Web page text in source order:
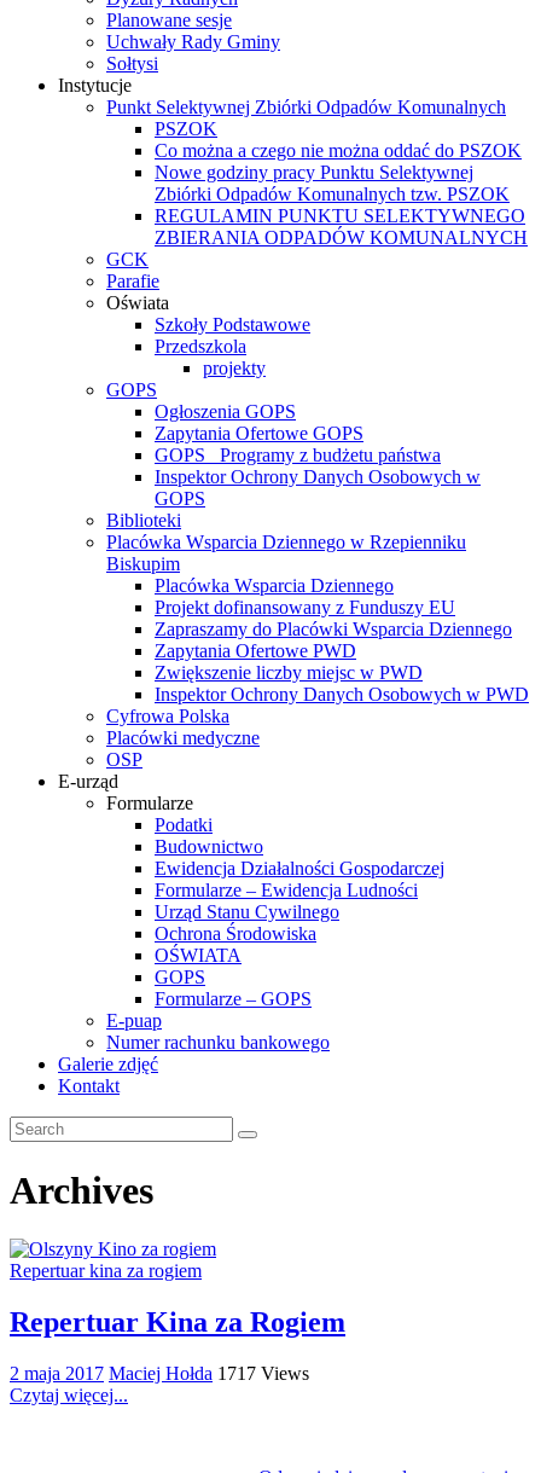
Planowane sesje
Uchwały Rady Gminy
Sołtysi
Instytucje
Punkt Selektywnej Zbiórki Odpadów Komunalnych
PSZOK
Co można a czego nie można oddać do PSZOK
Nowe godziny pracy Punktu Selektywnej
Zbiórki Odpadów Komunalnych tzw. PSZOK
REGULAMIN PUNKTU SELEKTYWNEGO
ZBIERANIA ODPADÓW KOMUNALNYCH
GCK
Parafie
Oświata
Szkoły Podstawowe
Przedszkola
projekty
GOPS
Ogłoszenia GOPS
Zapytania Ofertowe GOPS
GOPS_ Programy z budżetu państwa
Inspektor Ochrony Danych Osobowych w
GOPS
Biblioteki
Placówka Wsparcia Dziennego w Rzepienniku
Biskupim
Placówka Wsparcia Dziennego
Projekt dofinansowany z Funduszy EU
Zapraszamy do Placówki Wsparcia Dziennego
Zapytania Ofertowe PWD
Zwiększenie liczby miejsc w PWD
Inspektor Ochrony Danych Osobowych w PWD
Cyfrowa Polska
Placówki medyczne
OSP
E-urząd
Formularze
Podatki
Budownictwo
Ewidencja Działalności Gospodarczej
Formularze – Ewidencja Ludności
Urząd Stanu Cywilnego
Ochrona Środowiska
OŚWIATA
GOPS
Formularze – GOPS
E-puap
Numer rachunku bankowego
Galerie zdjęć
Kontakt
Archives
Repertuar kina za rogiem
Repertuar Kina za Rogiem
2 maja 2017 Maciej Hołda 1717 Views
Czytaj więcej...